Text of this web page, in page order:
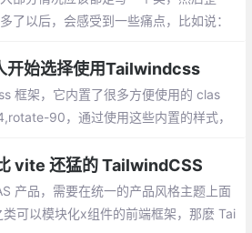
了以后，会感受到一些痛点，比如说：
开始选择使用Tailwindcss
框架，它内置了很多方便使用的 clas
90，通过使用这些内置的样式，
vite 还猛的 TailwindCSS
产品，需要在统一的产品风格主题上面
可以模块化x组件的前端框架，那麽 Tai